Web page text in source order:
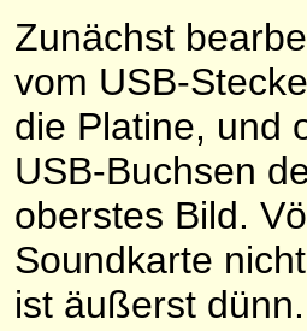
Zunächst
vom USB-
die Platine, und
USB-Buchsen
oberstes Bild.
Soundkarte
ist äußerst